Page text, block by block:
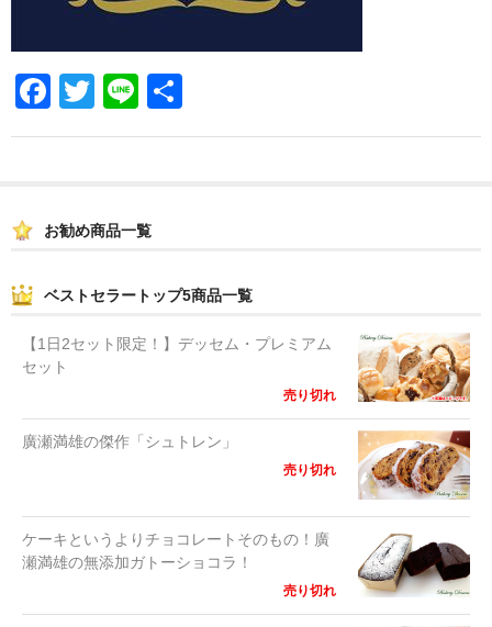
F
a
b
o
k
T
wi
Li
n
有
お勧め商品一覧
ベストセラートップ5商品一覧
【1日2セット限定！】デッセム・プレミアム
セット
売り切れ
廣瀬満雄の傑作「シュトレン」
売り切れ
ケーキというよりチョコレートそのもの！廣
瀬満雄の無添加ガトーショコラ！
売り切れ